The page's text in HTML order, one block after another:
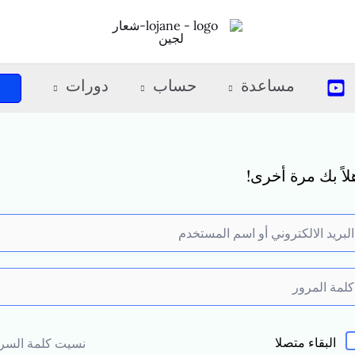
مساعدة حساب دورات
بك مرة أخرى!
البقاء متصلا نسيت كلمة